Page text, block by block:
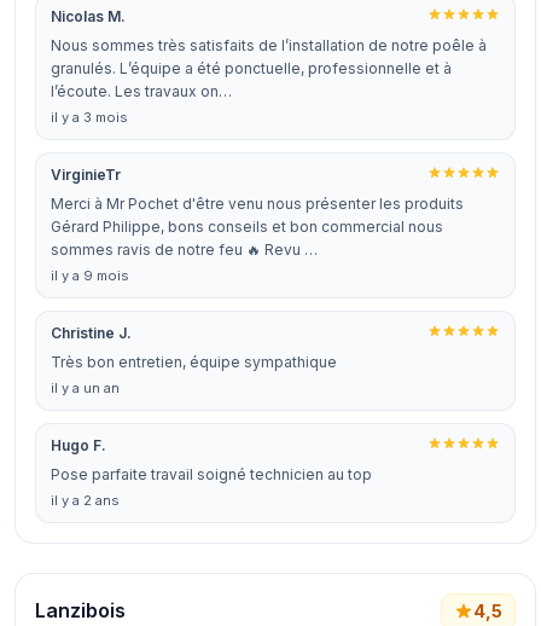
Nicolas M.
Nous sommes très satisfaits de l’installation de notre poêle à
granulés. L’équipe a été ponctuelle, professionnelle et à
l’écoute. Les travaux on…
il y a 3 mois
VirginieTr
Merci à Mr Pochet d'être venu nous présenter les produits
Gérard Philippe, bons conseils et bon commercial nous
sommes ravis de notre feu 🔥 Revu …
il y a 9 mois
Christine J.
Très bon entretien, équipe sympathique
il y a un an
Hugo F.
Pose parfaite travail soigné technicien au top
il y a 2 ans
Lanzibois 4,5